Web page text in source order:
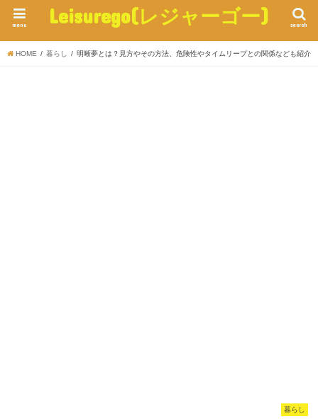
Leisurego(レジャーゴー) search
menu
HOME 暮らし 明晰夢とは？見方やその方法、危険性やタイムリープとの関係なども紹介
暮らし